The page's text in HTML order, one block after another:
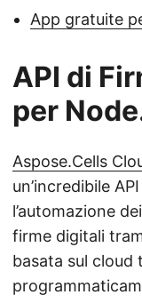
App gratuite
API di
per
Aspose.Cells
un’incredibile
l’automazione
firme digitali
basata sul cloud